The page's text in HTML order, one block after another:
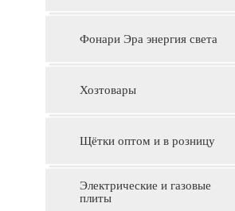
Фонари Эра энергия света
Хозтовары
Щётки оптом и в розницу
Электрические и газовые
плиты